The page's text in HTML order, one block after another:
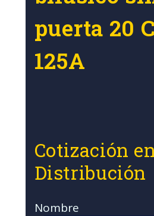
puerta 20
125A
Cotización
Distribución
Nombre